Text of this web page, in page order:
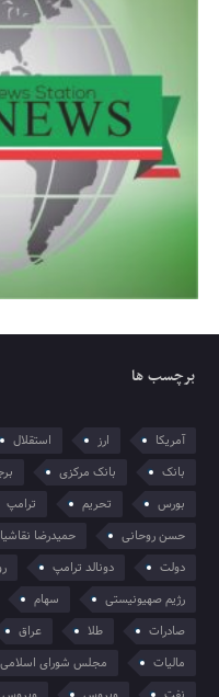
برچسب ها
آمریکا ارز استقلال
بانک
بانک مرکزی
بورس
تحریم ترامپ
حسن روحانی
حمیدرضا
دولت
دونالد ترامپ
رژیم صهیونیستی
سهام
صادرات
طلا عراق
مالیات
مجلس شورای اسلامی